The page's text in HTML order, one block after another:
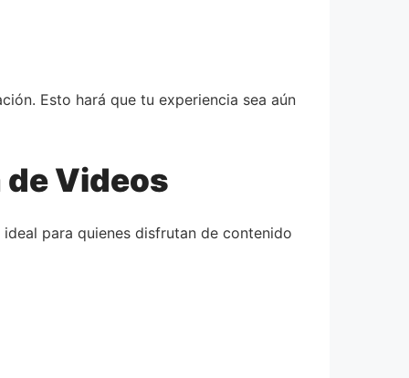
Esto hará que tu experiencia sea aún
de Videos
para quienes disfrutan de contenido